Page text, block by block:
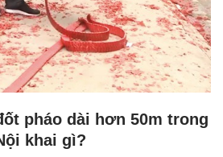
pháo dài hơn 50m trong
khai gì?